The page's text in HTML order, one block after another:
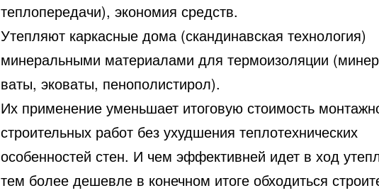
теплопередачи), экономия средств.
Утепляют каркасные дома (скандинавская технология)
минеральными материалами для термоизоляции
ваты, эковаты, пенополистирол).
Их применение уменьшает итоговую стоимость
строительных работ без ухудшения теплотехнических
особенностей стен. И чем эффективней идет в ход
тем более дешевле в конечном итоге обходиться